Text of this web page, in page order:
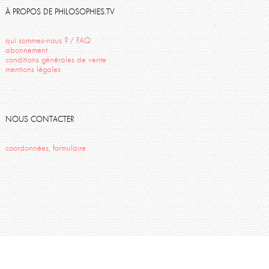
BouddhismeUriage
À PROPOS DE PHILOSOPHIES.TV
qui sommes-nous ? / FAQ
abonnement
conditions générales de vente
mentions légales
NOUS CONTACTER
coordonnées, formulaire